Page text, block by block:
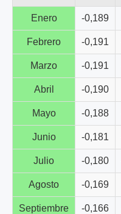
Enero -0,189
Febrero -0,191
Marzo -0,191
Abril -0,190
Mayo -0,188
Junio -0,181
Julio -0,180
Agosto -0,169
Septiembre -0,166